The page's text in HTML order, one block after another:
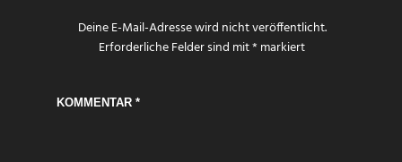
Deine E-Mail-Adresse wird nicht veröffentlicht.
Erforderliche Felder sind mit*markiert
KOMMENTAR *